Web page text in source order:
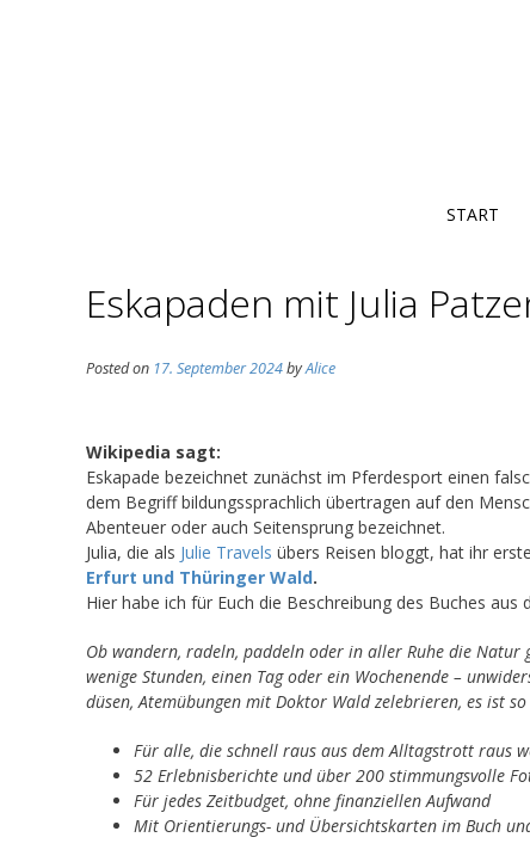
START
Eskapaden mit Julia
Posted on 17. September 2024byAlice
Wikipedia sagt:
Eskapade bezeichnet zunächst im Pferdesport einen
dem Begriff bildungssprachlich übertragen auf den
Abenteuer oder auch Seitensprung bezeichnet.
Julia, die als Julie Travels übers Reisen bloggt, hat ihr
Erfurt und Thüringer Wald.
Hier habe ich für Euch die Beschreibung des Buches
Ob wandern, radeln, paddeln oder in aller Ruhe die Natur
wenige Stunden, einen Tag oder ein Wochenende –
düsen, Atemübungen mit Doktor Wald zelebrieren, es ist
Für alle, die schnell raus aus dem Alltagstrott raus
52 Erlebnisberichte und über 200 stimmungsvolle
Für jedes Zeitbudget, ohne finanziellen Aufwand
Mit Orientierungs- und Übersichtskarten im Buch